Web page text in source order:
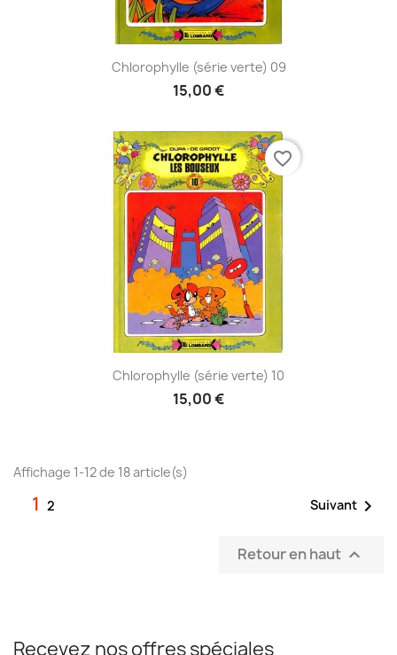
Chlorophylle (série verte) 09
15,00 €
Chlorophylle (série verte) 10
15,00 €
favorite_border
Affichage 1-12 de 18 article(s)
1 2 Suivant 
Retour en haut 
Recevez nos offres spéciales